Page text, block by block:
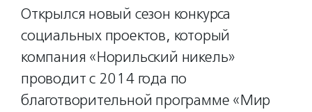
Открылся новый сезон конкурса
социальных проектов, который
компания «Норильский никель»
проводит с 2014 года по
благотворительной программе «Мир